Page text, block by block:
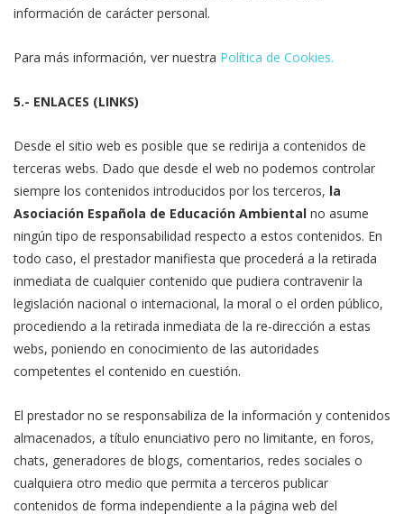
información de carácter personal.
Para más información, ver nuestra Política de Cookies.
5.- ENLACES (LINKS)
Desde el sitio web es posible que se redirija a contenidos de
terceras webs. Dado que desde el web no podemos controlar
siempre los contenidos introducidos por los terceros, la
Asociación Española de Educación Ambiental no asume
ningún tipo de responsabilidad respecto a estos contenidos. En
todo caso, el prestador manifiesta que procederá a la retirada
inmediata de cualquier contenido que pudiera contravenir la
legislación nacional o internacional, la moral o el orden público,
procediendo a la retirada inmediata de la re-dirección a estas
webs, poniendo en conocimiento de las autoridades
competentes el contenido en cuestión.
El prestador no se responsabiliza de la información y contenidos
almacenados, a título enunciativo pero no limitante, en foros,
chats, generadores de blogs, comentarios, redes sociales o
cualquiera otro medio que permita a terceros publicar
contenidos de forma independiente a la página web del